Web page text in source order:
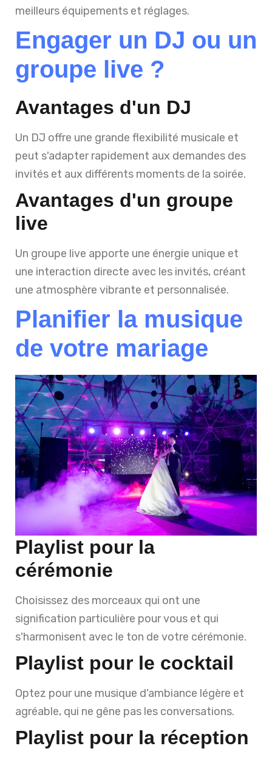
meilleurs équipements et réglages.
Engager un DJ ou un
groupe live ?
Avantages d'un DJ
Un DJ offre une grande flexibilité musicale et
peut s'adapter rapidement aux demandes des
invités et aux différents moments de la soirée.
Avantages d'un groupe
live
Un groupe live apporte une énergie unique et
une interaction directe avec les invités, créant
une atmosphère vibrante et personnalisée.
Planifier la musique
de votre mariage
Playlist pour la
cérémonie
Choisissez des morceaux qui ont une
signification particulière pour vous et qui
s'harmonisent avec le ton de votre cérémonie.
Playlist pour le cocktail
Optez pour une musique d'ambiance légère et
agréable, qui ne gêne pas les conversations.
Playlist pour la réception